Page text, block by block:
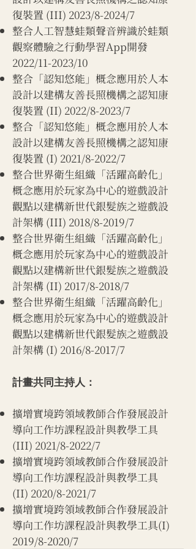
復裝置 (III) 2023/8-2024/7
整合人工智慧蛙類聲音辨識於蛙類
觀察體驗之行動學習App開發
2022/11-2023/10
整合「認知悠能」概念應用於人本
設計以建構友善長照機構之認知康
復裝置 (II) 2022/8-2023/7
整合「認知悠能」概念應用於人本
設計以建構友善長照機構之認知康
復裝置 (I) 2021/8-2022/7
整合世界衛生組織「活躍高齡化」
概念應用於玩家為中心的遊戲設計
觀點以建構新世代銀髮族之遊戲設
計架構 (III) 2018/8-2019/7
整合世界衛生組織「活躍高齡化」
概念應用於玩家為中心的遊戲設計
觀點以建構新世代銀髮族之遊戲設
計架構 (II) 2017/8-2018/7
整合世界衛生組織「活躍高齡化」
概念應用於玩家為中心的遊戲設計
觀點以建構新世代銀髮族之遊戲設
計架構 (I) 2016/8-2017/7
計畫共同主持人：
擴增實境跨領域教師合作發展設計
導向工作坊課程設計與教學工具
(III) 2021/8-2022/7
擴增實境跨領域教師合作發展設計
導向工作坊課程設計與教學工具
(II) 2020/8-2021/7
擴增實境跨領域教師合作發展設計
導向工作坊課程設計與教學工具(I)
2019/8-2020/7